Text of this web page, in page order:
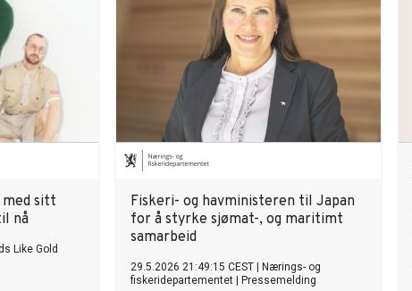
med sitt
nå
Like Gold
Fiskeri- og havministeren til Japan
for å styrke sjømat-, og maritimt
samarbeid
29.5.2026 21:49:15 CEST
Nærings- og
fiskeridepartementet
Pressemelding